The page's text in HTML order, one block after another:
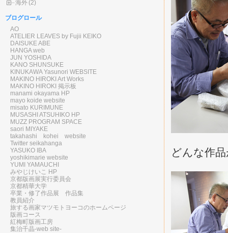
海外 (2)
ブログロール
AO
ATELIER LEAVES by Fujii KEIKO
DAISUKE ABE
HANGA web
JUN YOSHIDA
KANO SHUNSUKE
KINUKAWA Yasunori WEBSITE
MAKINO HIROKI Art Works
MAKINO HIROKI 掲示板
manami okayama HP
mayo koide website
misato KURIMUNE
MUSASHI ATSUHIKO HP
MUZZ PROGRAM SPACE
saori MIYAKE
takahashi kohei website
Twitter seikahanga
YASUKO IBA
yoshikimarie website
YUMI YAMAUCHI
みやじけいこ HP
京都版画展実行委員会
京都精華大学
卒業・修了作品展 作品集
教員紹介
旅する画家マツモトヨーコのホームページ
版画コース
紅梅町版画工房
集治千晶-web site-
どんな作